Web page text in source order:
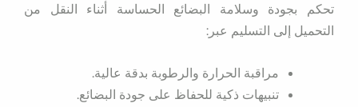
تحكم بجودة وسلامة البضائع الحساسة أثناء النقل من
التحميل إلى التسليم عبر:
مراقبة الحرارة والرطوبة بدقة عالية.
تنبيهات ذكية للحفاظ على جودة البضائع.